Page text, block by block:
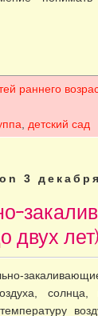
раннего
детский сад
3
двух лет)